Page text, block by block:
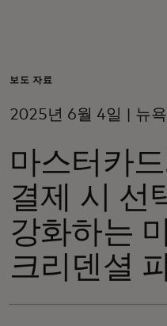
비즈니스 고객
이노베이터
뉴스 & 인사이트
보도 자료
2025년 6월 4일 | 뉴
마스터카
결제 시 선
강화하는
크리덴셜